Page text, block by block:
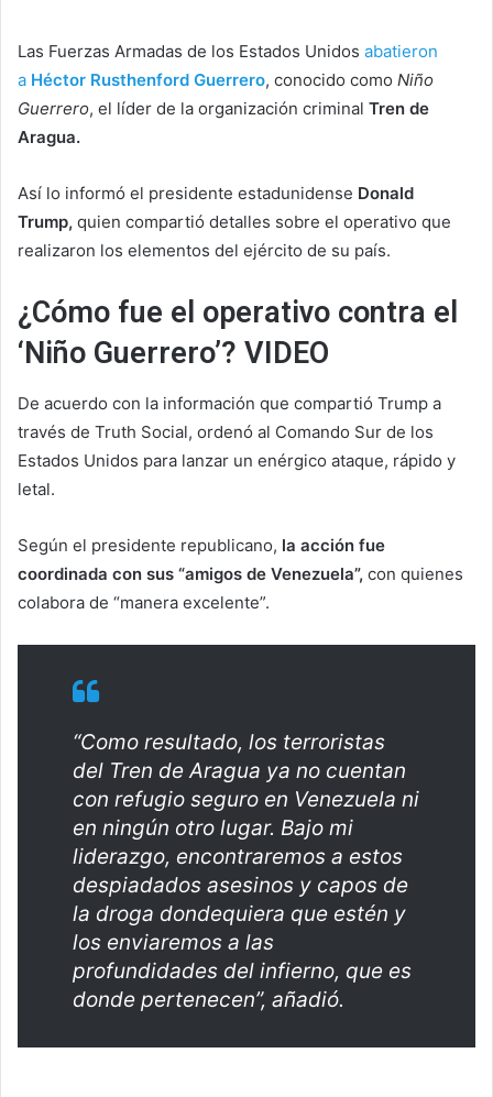
Las Fuerzas Armadas de los Estados Unidos abatieron
a Héctor Rusthenford Guerrero, conocido como Niño
Guerrero, el líder de la organización criminal Tren de
Aragua.
Así lo informó el presidente estadunidense Donald
Trump, quien compartió detalles sobre el operativo que
realizaron los elementos del ejército de su país.
¿Cómo fue el operativo contra el
‘Niño Guerrero’? VIDEO
De acuerdo con la información que compartió Trump a
través de Truth Social, ordenó al Comando Sur de los
Estados Unidos para lanzar un enérgico ataque, rápido y
letal.
Según el presidente republicano, la acción fue
coordinada con sus “amigos de Venezuela”, con quienes
colabora de “manera excelente”.
“Como resultado, los terroristas
del Tren de Aragua ya no cuentan
con refugio seguro en Venezuela ni
en ningún otro lugar. Bajo mi
liderazgo, encontraremos a estos
despiadados asesinos y capos de
la droga dondequiera que estén y
los enviaremos a las
profundidades del infierno, que es
donde pertenecen”, añadió.